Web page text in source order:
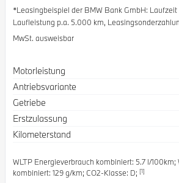
*Leasingbeispiel der BMW Bank GmbH:
Laufleistung p.a. 5.000 km,
MwSt. ausweisbar
Spezifikation
Motorleistung
Antriebsvariante
Getriebe
Erstzulassung
Kilometerstand
WLTP Energieverbrauch kombiniert: 5.7 l/100km;
kombiniert: 129 g/km; CO2-Klasse: D; [1]